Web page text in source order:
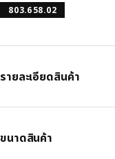
803.658.02
รายละเอียดสินค้า
ขนาดสินค้า